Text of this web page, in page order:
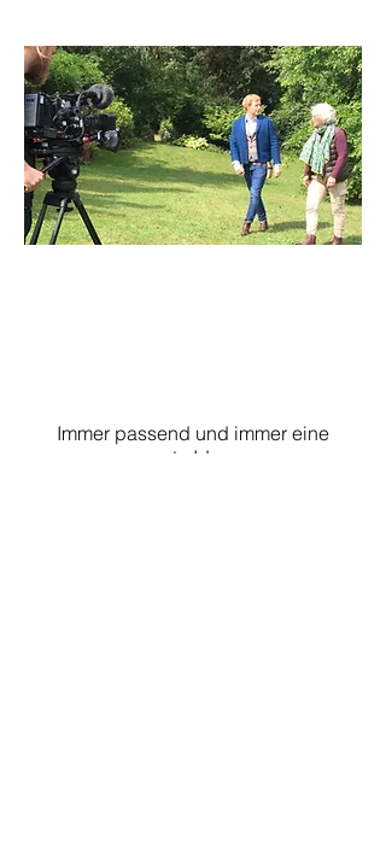
Immer passend und immer eine
gute Idee: